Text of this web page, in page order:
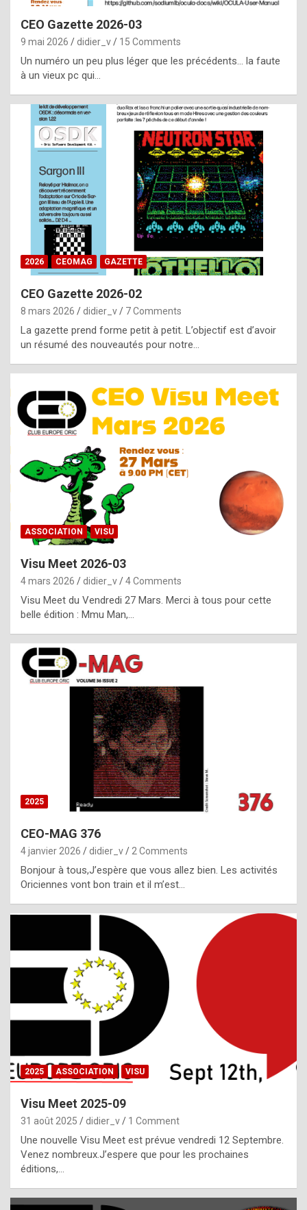
i
e
f
o
m
m
a
y
b
e
b
y
g
e
n
u
i
n
e
R
o
p
l
c
h
i
s
t
o
r
p
e
c
i
l
,
g
h
t
f
CEO Gazette 2026-03
9 mai 2026 didier_v 15 Comments
Un numéro un peu plus léger que les précédents… la faute
à un vieux pc qui…
2026 CEOMAG GAZETTE
CEO Gazette 2026-02
8 mars 2026 didier_v 7 Comments
La gazette prend forme petit à petit. L’objectif est d’avoir
un résumé des nouveautés pour notre…
ASSOCIATION VISU
Visu Meet 2026-03
4 mars 2026 didier_v 4 Comments
Visu Meet du Vendredi 27 Mars. Merci à tous pour cette
belle édition : Mmu Man,…
2025
CEO-MAG 376
4 janvier 2026 didier_v 2 Comments
Bonjour à tous,J’espère que vous allez bien. Les activités
Oriciennes vont bon train et il m’est…
2025 ASSOCIATION VISU
Visu Meet 2025-09
31 août 2025 didier_v 1 Comment
Une nouvelle Visu Meet est prévue vendredi 12 Septembre.
Venez nombreux.J’espere que pour les prochaines
éditions,…